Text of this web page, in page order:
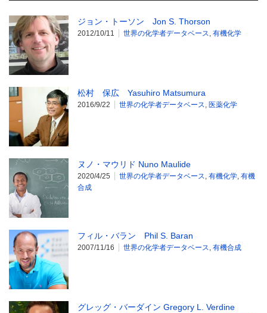
ジョン・トーソン Jon S. Thorson
2012/10/11 世界の化学者データベース, 有機化学
松村 保広 Yasuhiro Matsumura
2016/9/22 世界の化学者データベース, 医薬化学
ヌノ・マウリド Nuno Maulide
2020/4/25 世界の化学者データベース, 有機化学, 有機
合成
フィル・バラン Phil S. Baran
2007/11/16 世界の化学者データベース, 有機合成
グレッグ・バーダイン Gregory L. Verdine